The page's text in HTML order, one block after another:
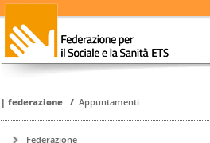
| federazione / Appuntamenti
Federazione